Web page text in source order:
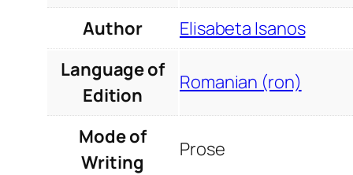
Author
Elisabeta Isanos
Language of
Edition
Romanian (ron)
Mode of
Writing
Prose